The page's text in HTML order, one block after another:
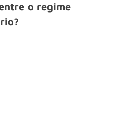
o regime